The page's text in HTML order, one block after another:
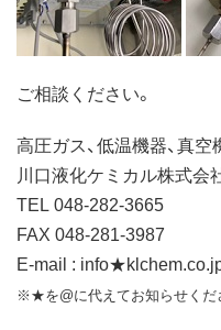
ご相談ください。
高圧ガス、低温機器、真空
川口液化ケミカル株式会
TEL 048-282-3665
FAX 048-281-3987
E-mail :
※★を@に代えてお知らせくだ